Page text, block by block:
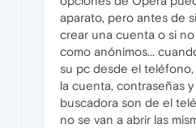
aparato, pero antes de
crear una cuenta o si
como anónimos...
su pc desde el
la cuenta, contraseñas
buscadora son de el
no se van a abrir las